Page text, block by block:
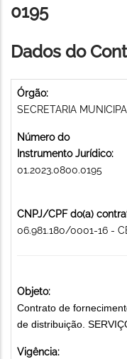
0195
Dados do
Órgão:
SECRETARIA
Número do
Instrumento Jurídico:
01.2023.0800.0195
CNPJ/CPF do(a)
06.981.180/0001-16 -
Objeto:
Contrato de
de distribuição.
Vigência: